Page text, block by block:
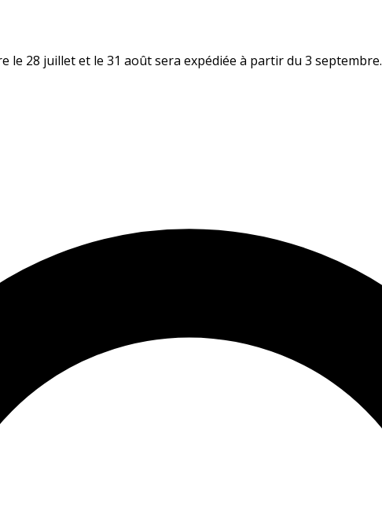
le 28 juillet et le 31 août sera expédiée à partir du 3 septembre.